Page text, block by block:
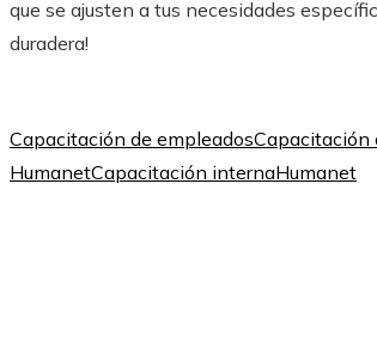
que se ajusten a tus necesidades
duradera!
Capacitación de empleadosCapacitación
HumanetCapacitación internaHumanet